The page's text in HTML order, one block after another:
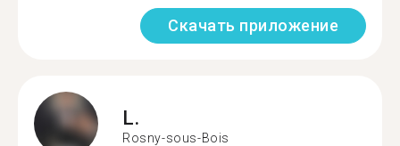
Скачать приложение
L.
Rosny-sous-Bois